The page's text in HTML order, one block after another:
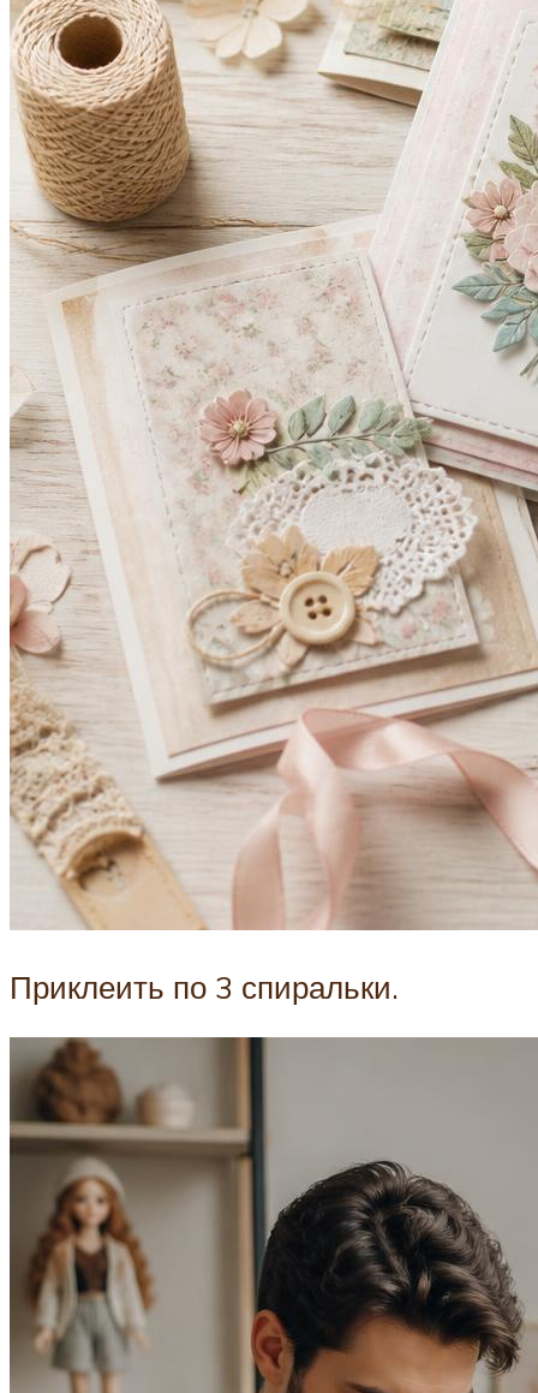
Приклеить по 3 спиральки.